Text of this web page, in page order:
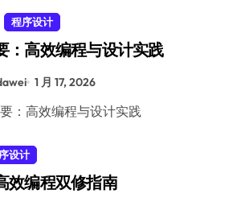
程序设计
：高效编程与设计实践
1 月 17, 2026
要：高效编程与设计实践
设计
效编程双修指南